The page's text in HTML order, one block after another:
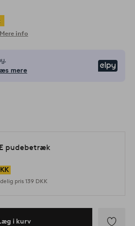
Mere info
mere
pudebetræk
pris 139 DKK
i kurv